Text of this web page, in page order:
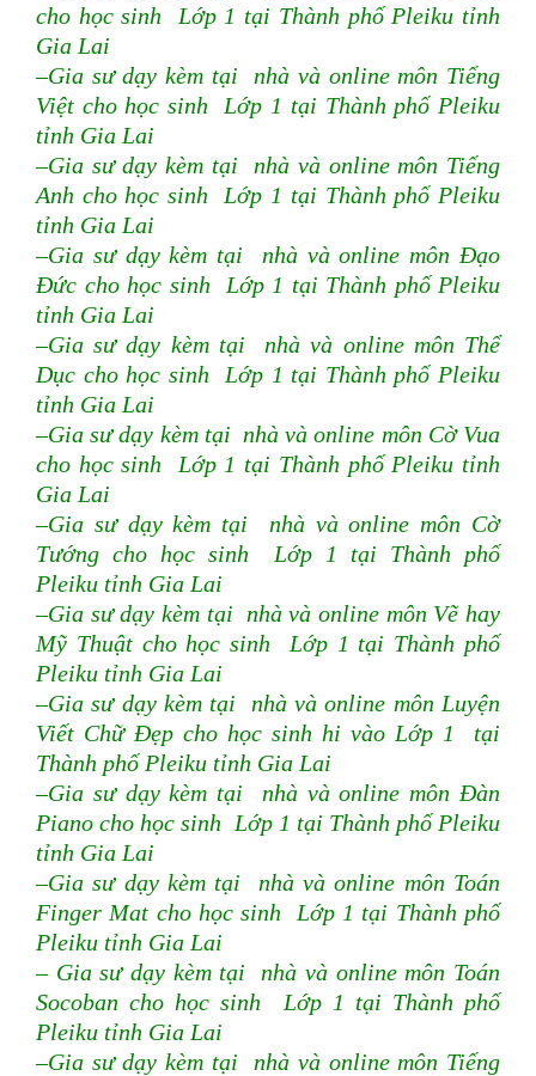
cho học sinh Lớp 1 tại Thành phố Pleiku tỉnh
Gia Lai
–Gia sư dạy kèm tại nhà và online môn Tiếng
Việt cho học sinh Lớp 1 tại Thành phố Pleiku
tỉnh Gia Lai
–Gia sư dạy kèm tại nhà và online môn Tiếng
Anh cho học sinh Lớp 1 tại Thành phố Pleiku
tỉnh Gia Lai
–Gia sư dạy kèm tại nhà và online môn Đạo
Đức cho học sinh Lớp 1 tại Thành phố Pleiku
tỉnh Gia Lai
–Gia sư dạy kèm tại nhà và online môn Thể
Dục cho học sinh Lớp 1 tại Thành phố Pleiku
tỉnh Gia Lai
–Gia sư dạy kèm tại nhà và online môn Cờ Vua
cho học sinh Lớp 1 tại Thành phố Pleiku tỉnh
Gia Lai
–Gia sư dạy kèm tại nhà và online môn Cờ
Tướng cho học sinh Lớp 1 tại Thành phố
Pleiku tỉnh Gia Lai
–Gia sư dạy kèm tại nhà và online môn Vẽ hay
Mỹ Thuật cho học sinh Lớp 1 tại Thành phố
Pleiku tỉnh Gia Lai
–Gia sư dạy kèm tại nhà và online môn Luyện
Viết Chữ Đẹp cho học sinh hi vào Lớp 1 tại
Thành phố Pleiku tỉnh Gia Lai
–Gia sư dạy kèm tại nhà và online môn Đàn
Piano cho học sinh Lớp 1 tại Thành phố Pleiku
tỉnh Gia Lai
–Gia sư dạy kèm tại nhà và online môn Toán
Finger Mat cho học sinh Lớp 1 tại Thành phố
Pleiku tỉnh Gia Lai
– Gia sư dạy kèm tại nhà và online môn Toán
Socoban cho học sinh Lớp 1 tại Thành phố
Pleiku tỉnh Gia Lai
–Gia sư dạy kèm tại nhà và online môn Tiếng